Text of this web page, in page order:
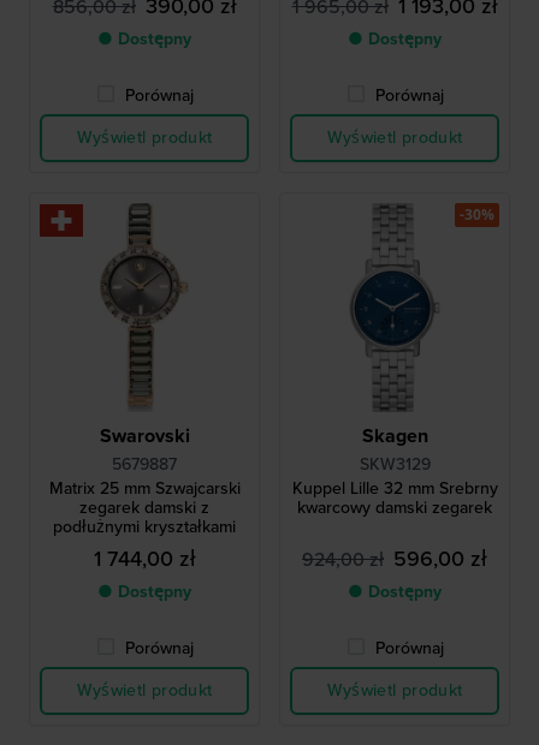
856,00 zł
● Dostępny
Porównaj
Wyświetl produkt
1 965,00 zł
● Dostępny
Porównaj
Wyświetl produkt
Swarovski
5679887
Matrix 25 mm Szwajcarski
zegarek damski z
podłużnymi kryształkami
1 744,00 zł
● Dostępny
Porównaj
Wyświetl produkt
Skagen
SKW3129
Kuppel Lille 32 mm Srebrny
kwarcowy damski zegarek
924,00 zł 596,00 zł
● Dostępny
Porównaj
Wyświetl produkt
-30%